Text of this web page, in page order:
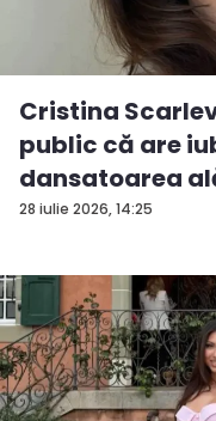
28 iulie 2026, 14:25
Cristina
public că are
dansatoarea
V...